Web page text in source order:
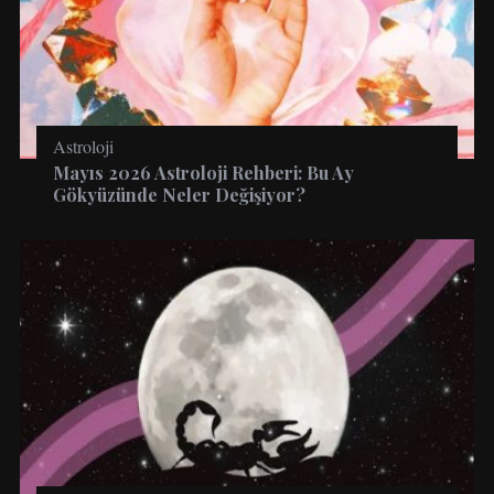
Astroloji
Mayıs 2026 Astroloji Rehberi: Bu Ay
Gökyüzünde Neler Değişiyor?